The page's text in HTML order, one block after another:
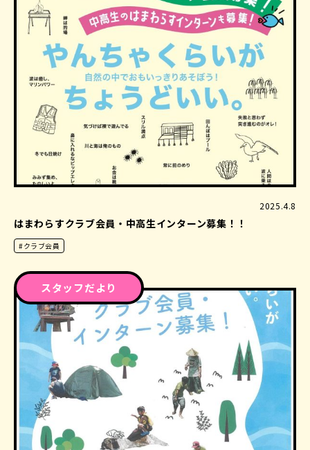
2025.4.8
はまわらすクラブ会員・中高生インターン募集！！
#クラブ会員
スタッフだより